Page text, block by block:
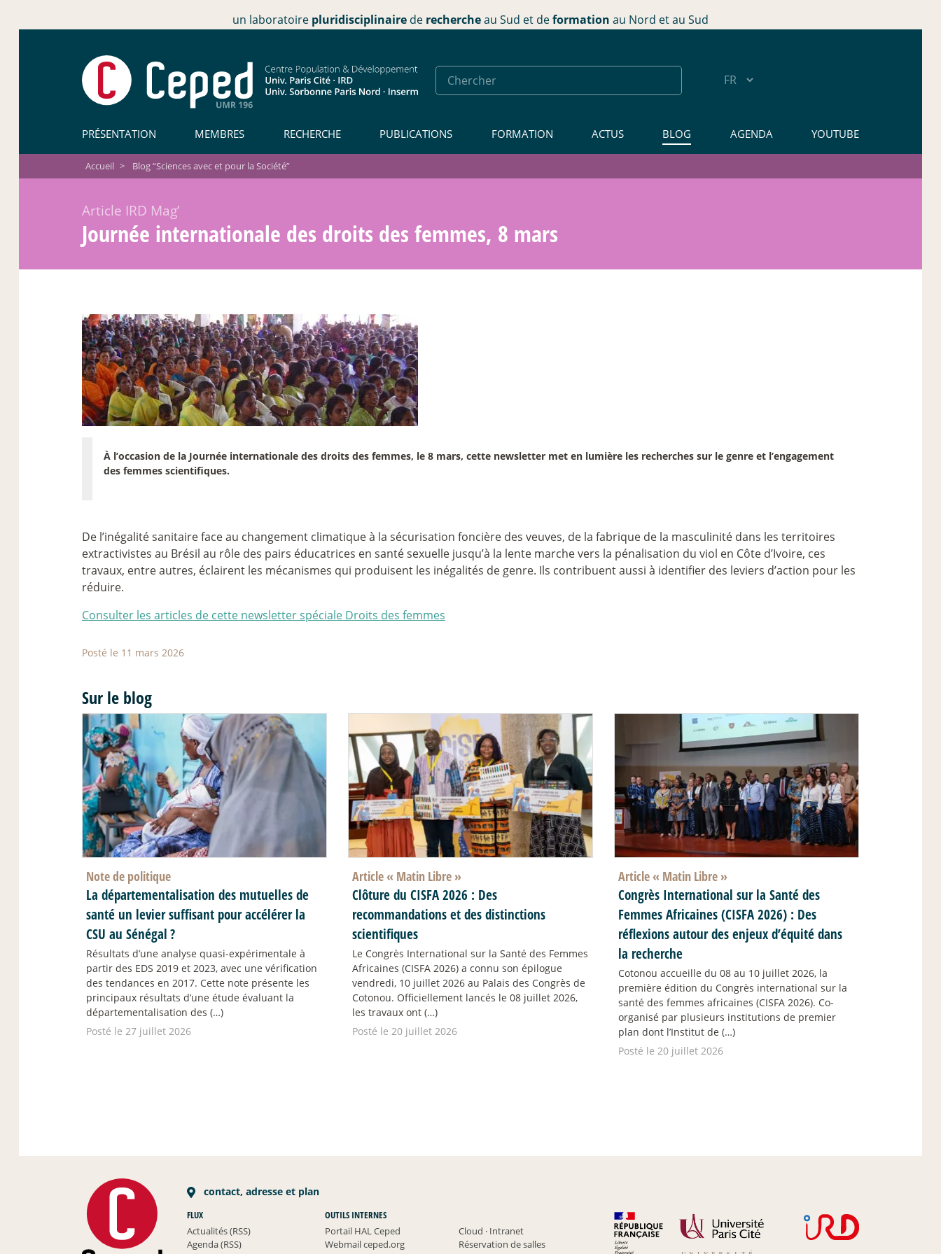
un laboratoire pluridisciplinaire de rechercheau Sud et deformation au Nord et au Sud
PRÉSENTATION MEMBRES RECHERCHE PUBLICATIONS FORMATION ACTUS BLOG AGENDA YOUTUBE
Accueil > Blog “Sciences avec et pour la Société”
Article IRD Mag’
Journée internationale des droits des femmes, 8 mars
À l’occasion de la Journée internationale des droits des femmes, le 8 mars, cette newsletter met en lumière les recherches sur le genre et l’engagement
des femmes scientifiques.
De l’inégalité sanitaire face au changement climatique à la sécurisation foncière des veuves, de la fabrique de la masculinité dans les territoires
extractivistes au Brésil au rôle des pairs éducatrices en santé sexuelle jusqu’à la lente marche vers la pénalisation du viol en Côte d’Ivoire, ces
travaux, entre autres, éclairent les mécanismes qui produisent les inégalités de genre. Ils contribuent aussi à identifier des leviers d’action pour les
réduire.
Consulter les articles de cette newsletter spéciale Droits des femmes
Posté le 11 mars 2026
Sur le blog
Note de politique
La départementalisation des mutuelles de
santé un levier suffisant pour accélérer la
CSU au Sénégal?
Résultats d’une analyse quasi-expérimentale à
partir des EDS 2019 et 2023, avec une vérification
des tendances en 2017. Cette note présente les
principaux résultats d’une étude évaluant la
départementalisation des (…)
Posté le 27 juillet 2026
Article « Matin Libre »
Clôture du CISFA 2026 : Des
recommandations et des distinctions
scientifiques
Le Congrès International sur la Santé des Femmes
Africaines (CISFA 2026) a connu son épilogue
vendredi, 10 juillet 2026 au Palais des Congrès de
Cotonou. Officiellement lancés le 08 juillet 2026,
les travaux ont (…)
Posté le 20 juillet 2026
Article « Matin Libre »
Congrès International sur la Santé des
Femmes Africaines (CISFA 2026) : Des
réflexions autour des enjeux d’équité dans
la recherche
Cotonou accueille du 08 au 10 juillet 2026, la
première édition du Congrès international sur la
santé des femmes africaines (CISFA 2026). Co-
organisé par plusieurs institutions de premier
plan dont l’Institut de (…)
Posté le 20 juillet 2026
contact, adresse et plan
FLUX
Actualités (RSS)
Agenda (RSS)
OUTILS INTERNES
Portail HAL Ceped
Cloud · Intranet
Webmail ceped.org
Réservation de salles